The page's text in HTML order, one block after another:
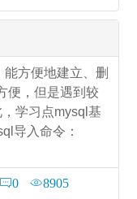
方便地建立、删
便，但是遇到较
学习点mysql基
导入命令：
0
8905